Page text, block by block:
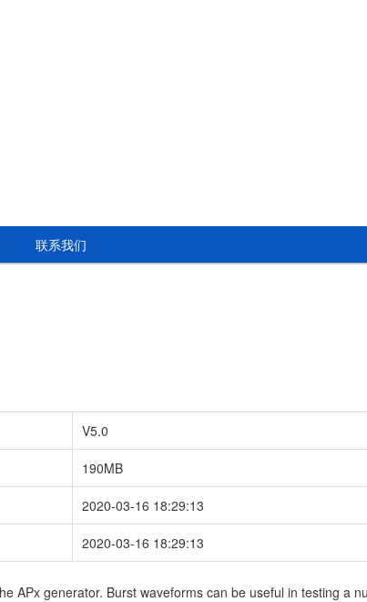
联系我们
V5.0
190MB
2020-03-16 18:29:13
2020-03-16 18:29:13
APx generator. Burst waveforms can be useful in testing a